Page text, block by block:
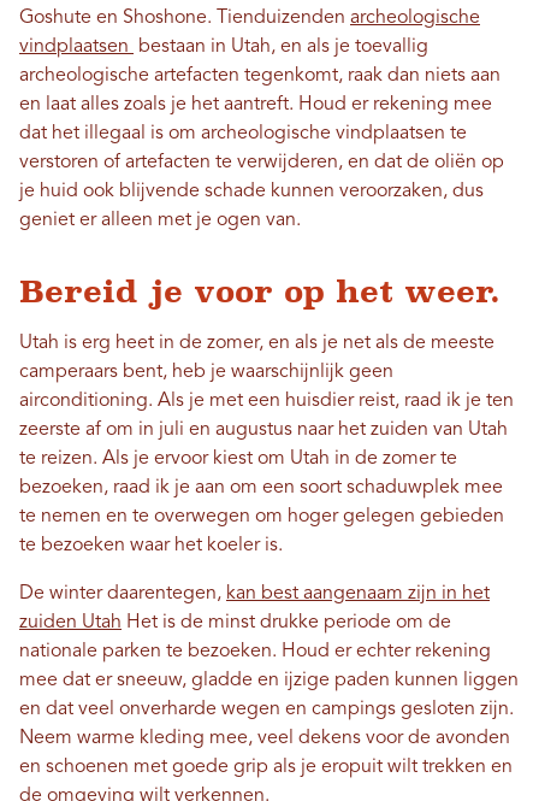
Goshute en Shoshone. Tienduizenden archeologische
vindplaatsen
bestaan ​​in Utah, en als je toevallig
archeologische artefacten tegenkomt, raak dan niets aan
en laat alles zoals je het aantreft. Houd er rekening mee
dat het illegaal is om archeologische vindplaatsen te
verstoren of artefacten te verwijderen, en dat de oliën op
je huid ook blijvende schade kunnen veroorzaken, dus
geniet er alleen met je ogen van.
Bereid je voor op het weer.
Utah is erg heet in de zomer, en als je net als de meeste
camperaars bent, heb je waarschijnlijk geen
airconditioning. Als je met een huisdier reist, raad ik je ten
zeerste af om in juli en augustus naar het zuiden van Utah
te reizen. Als je ervoor kiest om Utah in de zomer te
bezoeken, raad ik je aan om een ​​soort schaduwplek mee
te nemen en te overwegen om hoger gelegen gebieden
te bezoeken waar het koeler is.
De winter daarentegen, kan best aangenaam zijn in het
zuiden Utah Het is de minst drukke periode om de
nationale parken te bezoeken. Houd er echter rekening
mee dat er sneeuw, gladde en ijzige paden kunnen liggen
en dat veel onverharde wegen en campings gesloten zijn.
Neem warme kleding mee, veel dekens voor de avonden
en schoenen met goede grip als je eropuit wilt trekken en
de omgeving wilt verkennen.